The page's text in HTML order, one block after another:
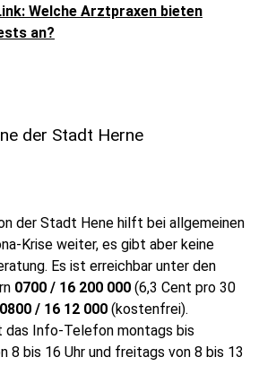
Welche Arztpraxen bieten
an?
der Stadt Herne
der Stadt Hene hilft bei allgemeinen
Krise weiter, es gibt aber keine
Es ist erreichbar unter den
0700 / 16 200 000 (6,3 Cent pro 30
0800 / 16 12 000 (kostenfrei).
das Info-Telefon montags bis
8 bis 16 Uhr und freitags von 8 bis 13